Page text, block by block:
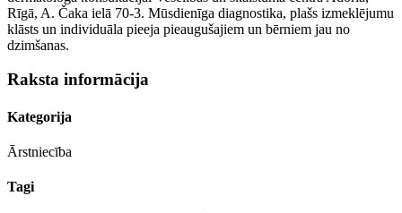
Rīgā, A. Čaka ielā 70-3. Mūsdienīga diagnostika, plašs izmeklējumu
klāsts un individuāla pieeja pieaugušajiem un bērniem jau no
dzimšanas.
Raksta informācija
Kategorija
Ārstniecība
Tagi